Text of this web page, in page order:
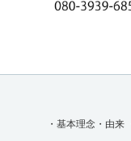
・基本理念・由来